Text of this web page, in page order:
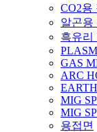
CO2용
알곤용
흑유리
GAS
ARC
MIG
MIG
용접면